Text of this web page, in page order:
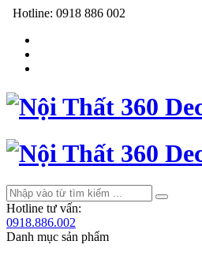
Hotline: 0918 886 002
Hotline tư vấn:
0918.886.002
Danh mục sản phẩm